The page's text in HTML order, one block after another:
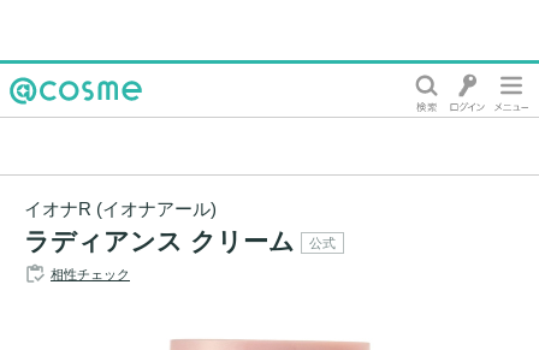
イオナR (イオナアール)
ラディアンス クリーム 公式
相性チェック